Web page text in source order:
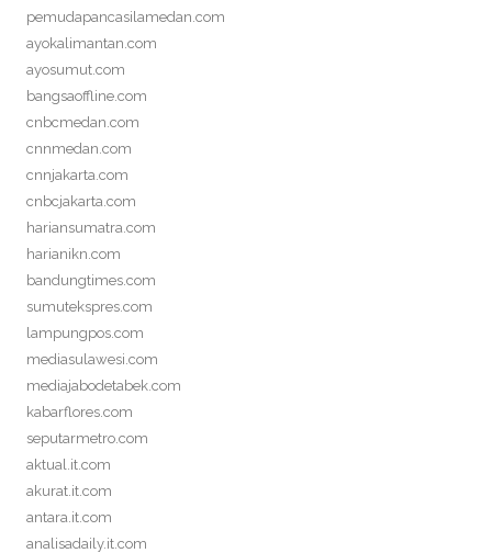
pemudapancasilamedan.com
ayokalimantan.com
ayosumut.com
bangsaoffline.com
cnbcmedan.com
cnnmedan.com
cnnjakarta.com
cnbcjakarta.com
hariansumatra.com
harianikn.com
bandungtimes.com
sumutekspres.com
lampungpos.com
mediasulawesi.com
mediajabodetabek.com
kabarflores.com
seputarmetro.com
aktual.it.com
akurat.it.com
antara.it.com
analisadaily.it.com